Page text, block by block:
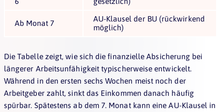
Ab Monat 7
AU-Klausel der BU (rückwirkend
möglich)
Die Tabelle zeigt, wie sich die finanzielle Absicherung bei
längerer Arbeitsunfähigkeit typischerweise entwickelt.
Während in den ersten sechs Wochen meist noch der
Arbeitgeber zahlt, sinkt das Einkommen danach häufig
spürbar. Spätestens ab dem 7. Monat kann eine AU-Klausel in